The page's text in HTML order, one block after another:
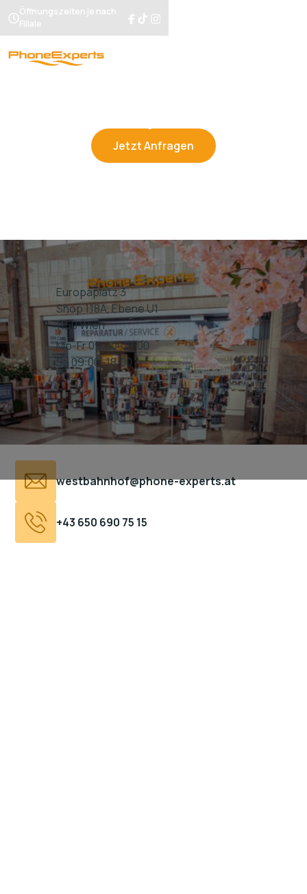
Öffnungszeiten je nach
Filiale
Jetzt Anfragen
Europaplatz 3
Shop 1.18A, Ebene U1
1150 Wien
Mo-Fr 09:00–21:00
Sa 09:00–18:00
Parkplätze vorhanden
westbahnhof@phone-experts.at
+43 650 690 75 15